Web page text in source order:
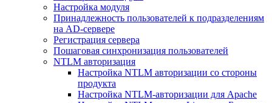
Настройка модуля
Принадлежность пользователей к подразделениям
на AD-сервере
Регистрация сервера
Пошаговая синхронизация пользователей
NTLM авторизация
Настройка NTLM авторизации со стороны
продукта
Настройка NTLM-авторизации для Apache